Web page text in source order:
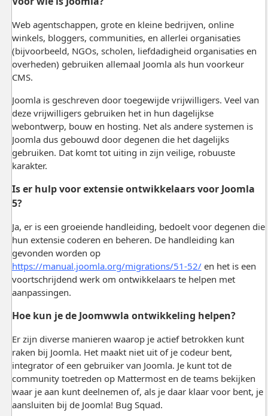
Web agentschappen, grote en kleine bedrijven, online
winkels, bloggers, communities, en allerlei organisaties
(bijvoorbeeld, NGOs, scholen, liefdadigheid organisaties en
overheden) gebruiken allemaal Joomla als hun voorkeur
CMS.
Joomla is geschreven door toegewijde vrijwilligers. Veel van
deze vrijwilligers gebruiken het in hun dagelijkse
webontwerp, bouw en hosting. Net als andere systemen is
Joomla dus gebouwd door degenen die het dagelijks
gebruiken. Dat komt tot uiting in zijn veilige, robuuste
karakter.
Is er hulp voor extensie ontwikkelaars voor Joomla
5?
Ja, er is een groeiende handleiding, bedoelt voor degenen die
hun extensie coderen en beheren. De handleiding kan
gevonden worden op
https://manual.joomla.org/migrations/51-52/en het is een
voortschrijdend werk om ontwikkelaars te helpen met
aanpassingen.
Hoe kun je de Joomwwla ontwikkeling helpen?
Er zijn diverse manieren waarop je actief betrokken kunt
raken bij Joomla. Het maakt niet uit of je codeur bent,
integrator of een gebruiker van Joomla. Je kunt tot de
community toetreden op Mattermost en de teams bekijken
waar je aan kunt deelnemen of, als je daar klaar voor bent, je
aansluiten bij de Joomla! Bug Squad.